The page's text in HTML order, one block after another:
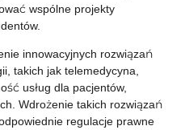
wspólne projekty
innowacyjnych rozwiązań
takich jak telemedycyna,
usług dla pacjentów,
Wdrożenie takich rozwiązań
regulacje prawne